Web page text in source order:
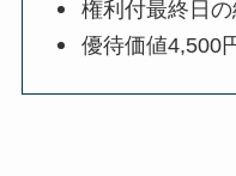
権利付最終日
優待価値4,500